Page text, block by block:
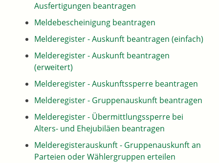
Ausfertigungen beantragen
Meldebescheinigung beantragen
Melderegister - Auskunft beantragen (einfach)
Melderegister - Auskunft beantragen
(erweitert)
Melderegister - Auskunftssperre beantragen
Melderegister - Gruppenauskunft beantragen
Melderegister - Übermittlungssperre bei
Alters- und Ehejubiläen beantragen
Melderegisterauskunft - Gruppenauskunft an
Parteien oder Wählergruppen erteilen